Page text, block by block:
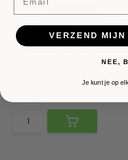
Elegant en verfijnd design met een zachte, warme...
VERZEND MIJN
NEE,
Je kunt je op